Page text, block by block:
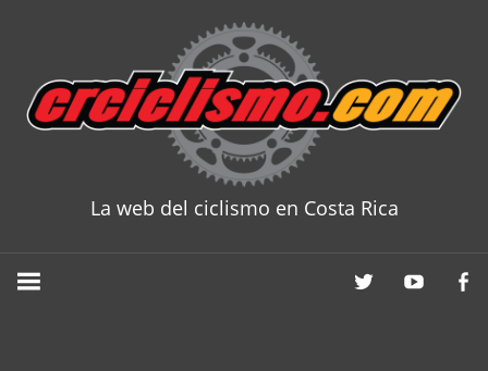
content
La web del ciclismo en Costa Rica